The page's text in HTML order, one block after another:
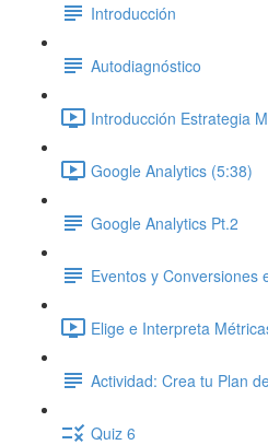
Introducción
Autodiagnóstico
Introducción Estrategia
Google Analytics (5:38)
Google Analytics Pt.2
Eventos y Conversiones
Elige e Interpreta
Actividad: Crea tu Plan
Quiz 6